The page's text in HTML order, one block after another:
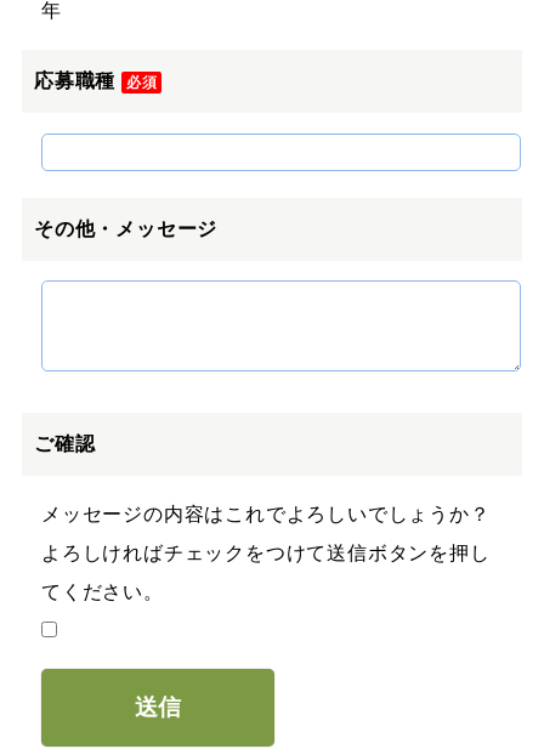
年
応募職種 必須
その他・メッセージ
ご確認
メッセージの内容はこれでよろしいでしょうか？
よろしければチェックをつけて送信ボタンを押し
てください。